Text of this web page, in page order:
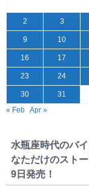
2 3
9 10
16 17
23 24
30
31
« Feb Apr »
水瓶座時代のバ
なただけのスト
9日発売！